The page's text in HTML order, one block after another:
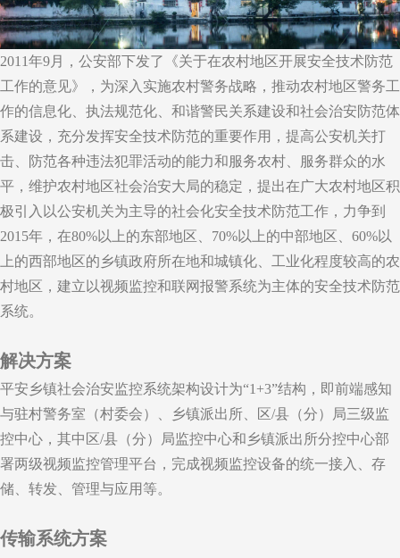
2011年9月，公安部下发了《关于在农村地区开展安全技术防范
工作的意见》，为深入实施农村警务战略，推动农村地区警务工
作的信息化、执法规范化、和谐警民关系建设和社会治安防范体
系建设，充分发挥安全技术防范的重要作用，提高公安机关打
击、防范各种违法犯罪活动的能力和服务农村、服务群众的水
平，维护农村地区社会治安大局的稳定，提出在广大农村地区积
极引入以公安机关为主导的社会化安全技术防范工作，力争到
2015年，在80%以上的东部地区、70%以上的中部地区、60%以
上的西部地区的乡镇政府所在地和城镇化、工业化程度较高的农
村地区，建立以视频监控和联网报警系统为主体的安全技术防范
系统。
解决方案
平安乡镇社会治安监控系统架构设计为“1+3”结构，即前端感知
与驻村警务室（村委会）、乡镇派出所、区/县（分）局三级监
控中心，其中区/县（分）局监控中心和乡镇派出所分控中心部
署两级视频监控管理平台，完成视频监控设备的统一接入、存
储、转发、管理与应用等。
传输系统方案